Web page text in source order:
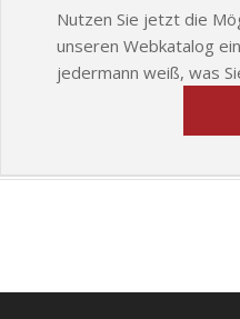
Nutzen Sie jetzt die
unseren Webkatalog
jedermann weiß, was